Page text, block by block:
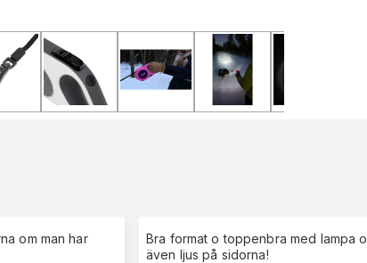
om man har
Bra format o toppenbra med lampa o
även ljus på sidorna!